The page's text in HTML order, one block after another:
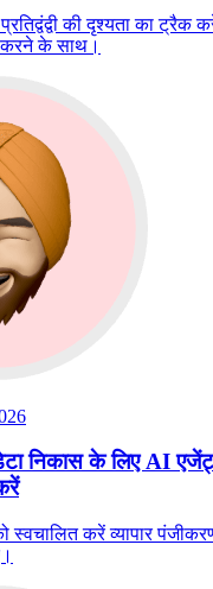
की दृश्यता का ट्रैक
करने के साथ।
निकास के लिए AI
स्वचालित करें व्यापार